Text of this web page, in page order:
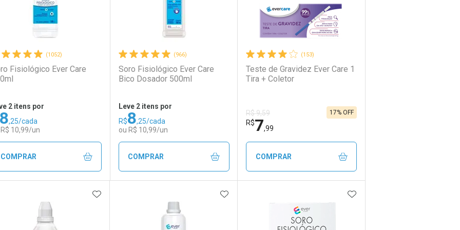
(1052)
Fisiológico Ever Care
2 itens por
8,25/cada
10,99/un
COMPRAR
FECHAR
FECHAR
Menos
(966)
Soro Fisiológico Ever Care
Bico Dosador 500ml
Leve 2 itens por
R$8,25/cada
ou R$ 10,99/un
COMPRAR
FECHAR
Laboratório
FECHAR
Por Menos
(153)
Teste de Gravidez Ever Care 1
Tira + Coletor
R$ 9,59
R$7,99
17% OFF
COMPRAR
FECHAR
Laboratório
FECHAR
Por Menos
ADICIONAR AOS FAVORITOS ADICIONAR AOS FAVORITOS ADICIONAR AOS